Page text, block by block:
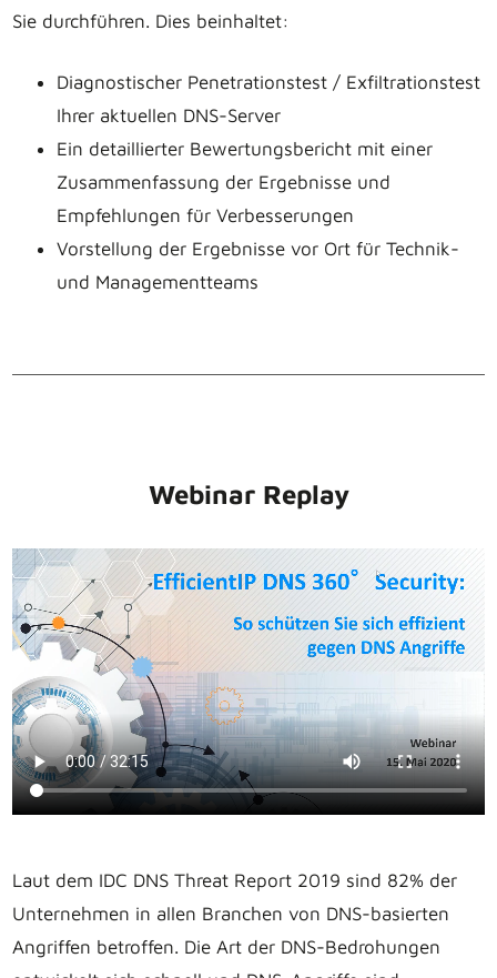
Sie durchführen. Dies beinhaltet:
Diagnostischer Penetrationstest / Exfiltrationstest
Ihrer aktuellen DNS-Server
Ein detaillierter Bewertungsbericht mit einer
Zusammenfassung der Ergebnisse und
Empfehlungen für Verbesserungen
Vorstellung der Ergebnisse vor Ort für Technik-
und Managementteams
Webinar Replay
Laut dem IDC DNS Threat Report 2019 sind 82% der
Unternehmen in allen Branchen von DNS-basierten
Angriffen betroffen. Die Art der DNS-Bedrohungen